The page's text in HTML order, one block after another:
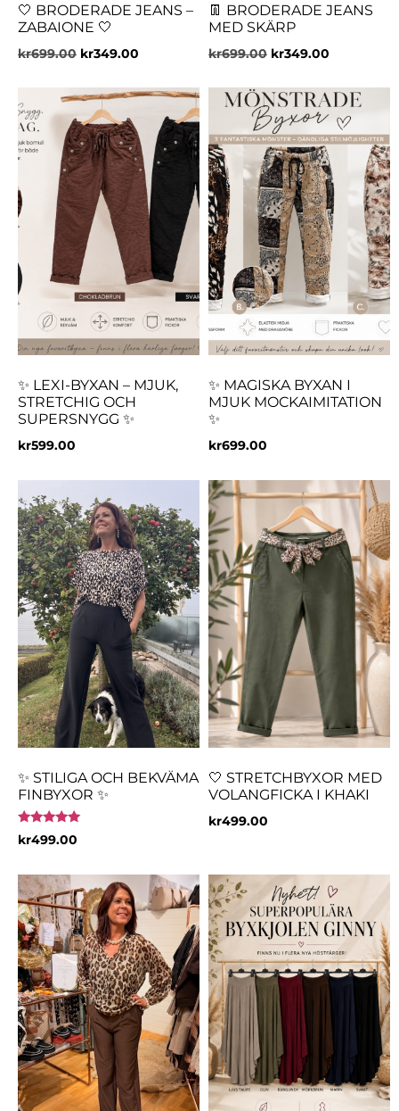
🤍 BRODERADE JEANS –
ZABAIONE 🤍
kr699.00 kr349.00
👖 BRODERADE JEANS
MED SKÄRP
kr699.00 kr349.00
✨ LEXI-BYXAN – MJUK,
STRETCHIG OCH
SUPERSNYGG ✨
kr599.00
✨ MAGISKA BYXAN I
MJUK MOCKAIMITATION
✨
kr699.00
✨ STILIGA OCH BEKVÄMA
FINBYXOR ✨
Betygsatt
5.00
kr499.00
🤍 STRETCHBYXOR MED
VOLANGFICKA I KHAKI
kr499.00